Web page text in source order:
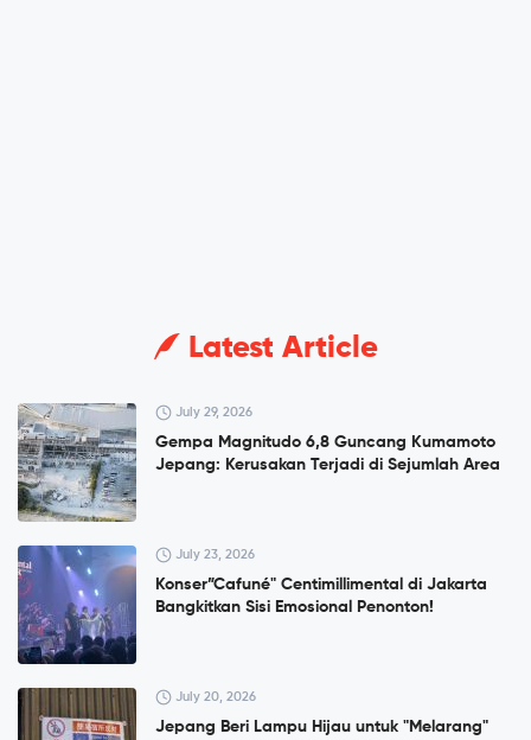
Latest Article
July 29, 2026
Gempa Magnitudo 6,8 Guncang Kumamoto
Jepang: Kerusakan Terjadi di Sejumlah Area
July 23, 2026
Konser”Cafuné" Centimillimental di Jakarta
Bangkitkan Sisi Emosional Penonton!
July 20, 2026
Jepang Beri Lampu Hijau untuk "Melarang"